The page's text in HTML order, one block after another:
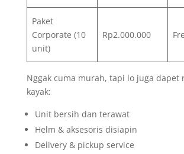
Paket
Corporate (10
unit)
Rp2.000.000
Nggak cuma murah, tapi lo juga dapet
kayak:
Unit bersih dan terawat
Helm & aksesoris disiapin
Delivery & pickup service